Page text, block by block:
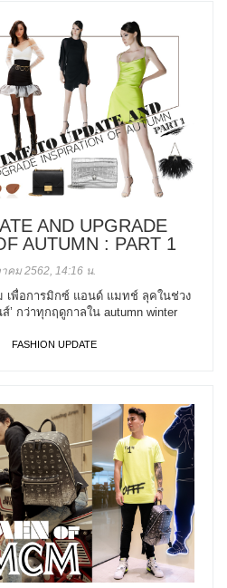
AND UPGRADE
AUTUMN : PART 1
คม 2562, 14:16 น.
เพื่อการมิกซ์ แอนด์ แมทช์ ลุคในช่วง
’ กว่าทุกฤดูกาลใน autumn winter
FASHION UPDATE